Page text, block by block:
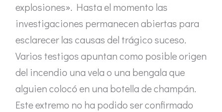
explosiones». Hasta el momento las
investigaciones permanecen abiertas para
esclarecer las causas del trágico suceso.
Varios testigos apuntan como posible origen
del incendio una vela o una bengala que
alguien colocó en una botella de champán.
Este extremo no ha podido ser confirmado